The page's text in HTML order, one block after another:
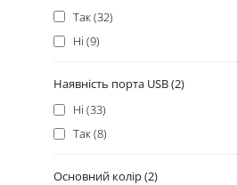
Так (32)
Ні (9)
Наявність порта USB (2)
Ні (33)
Так (8)
Основний колір (2)